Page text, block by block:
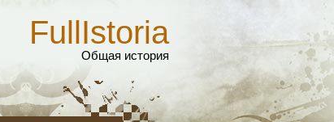
FullIstoria
Общая история